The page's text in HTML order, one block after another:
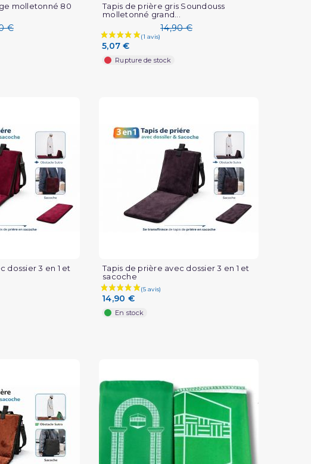
molletonné 80
€
Tapis de prière gris Soundouss
molletonné grand...
14,90 €
5,07 €
Rupture de stock
dossier 3 en 1 et
Tapis de prière avec dossier 3 en 1 et
sacoche
14,90 €
En stock